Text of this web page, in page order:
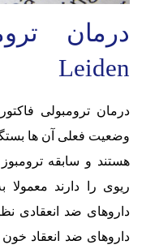
Leiden
وضعیت فعلی آن ها
هستند و سابقه
ریوی را دارند
داروهای ضد انعقادی
داروهای ضد انعقاد خون